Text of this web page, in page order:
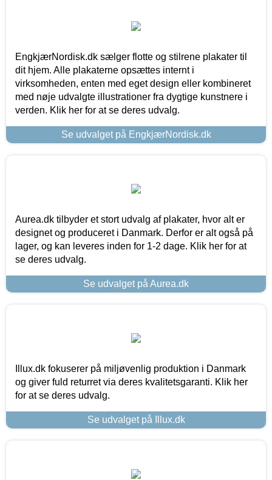
EngkjærNordisk.dk sælger flotte og stilrene plakater til
dit hjem. Alle plakaterne opsættes internt i
virksomheden, enten med eget design eller kombineret
med nøje udvalgte illustrationer fra dygtige kunstnere i
verden. Klik her for at se deres udvalg.
Se udvalget på EngkjærNordisk.dk
Aurea.dk tilbyder et stort udvalg af plakater, hvor alt er
designet og produceret i Danmark. Derfor er alt også på
lager, og kan leveres inden for 1-2 dage. Klik her for at
se deres udvalg.
Se udvalget på Aurea.dk
Illux.dk fokuserer på miljøvenlig produktion i Danmark
og giver fuld returret via deres kvalitetsgaranti. Klik her
for at se deres udvalg.
Se udvalget på Illux.dk